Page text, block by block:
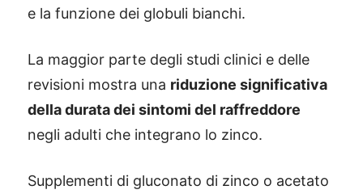
e la funzione dei globuli bianchi.
La maggior parte degli studi clinici e delle
revisioni mostra una riduzione significativa
della durata dei sintomi del raffreddore
negli adulti che integrano lo zinco.
Supplementi di gluconato di zinco o acetato